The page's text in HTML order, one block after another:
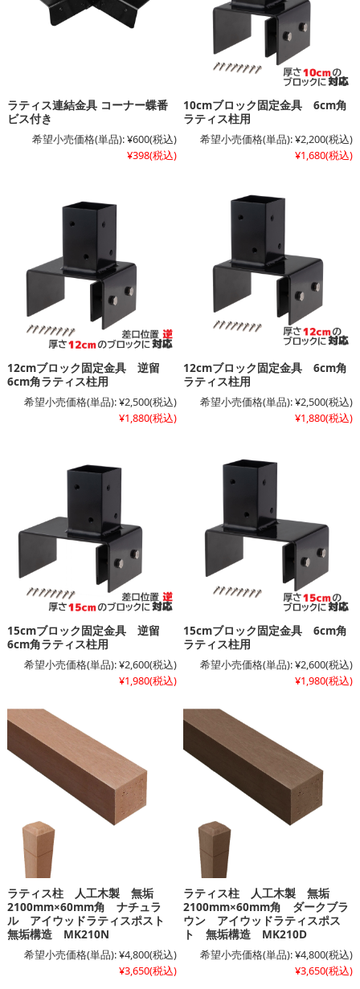
ラティス連結金具 コーナー蝶番
ビス付き
希望小売価格(単品):¥600(税込)
¥398(税込)
10cmブロック固定金具 6cm角
ラティス柱用
希望小売価格(単品):¥2,200(税込)
¥1,680(税込)
12cmブロック固定金具 逆留
6cm角ラティス柱用
希望小売価格(単品):¥2,500(税込)
¥1,880(税込)
12cmブロック固定金具 6cm角
ラティス柱用
希望小売価格(単品):¥2,500(税込)
¥1,880(税込)
15cmブロック固定金具 逆留
6cm角ラティス柱用
希望小売価格(単品):¥2,600(税込)
¥1,980(税込)
15cmブロック固定金具 6cm角
ラティス柱用
希望小売価格(単品):¥2,600(税込)
¥1,980(税込)
ラティス柱 人工木製 無垢
2100mm×60mm角 ナチュラ
ル アイウッドラティスポスト
無垢構造 MK210N
希望小売価格(単品):¥4,800(税込)
¥3,650(税込)
ラティス柱 人工木製 無垢
2100mm×60mm角 ダークブラ
ウン アイウッドラティスポス
ト 無垢構造 MK210D
希望小売価格(単品):¥4,800(税込)
¥3,650(税込)